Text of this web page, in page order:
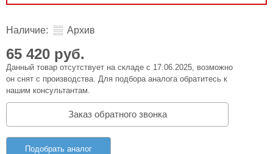
Наличие: Архив
65 420 руб.
Данный товар отсутствует на складе с 17.06.2025, возможно
он снят с производства. Для подбора аналога обратитесь к
нашим консультантам.
Заказ обратного звонка
Подобрать аналог